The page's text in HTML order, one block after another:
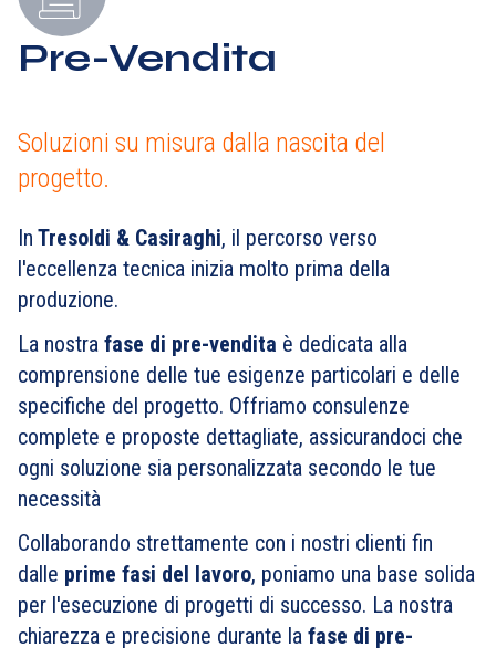
Pre-Vendita
Soluzioni su misura dalla nascita del
progetto.
In Tresoldi & Casiraghi, il percorso verso
l'eccellenza tecnica inizia molto prima della
produzione.
La nostra fase di pre-vendita è dedicata alla
comprensione delle tue esigenze particolari e delle
specifiche del progetto. Offriamo consulenze
complete e proposte dettagliate, assicurandoci che
ogni soluzione sia personalizzata secondo le tue
necessità
Collaborando strettamente con i nostri clienti fin
dalle prime fasi del lavoro, poniamo una base solida
per l'esecuzione di progetti di successo. La nostra
chiarezza e precisione durante la fase di pre-